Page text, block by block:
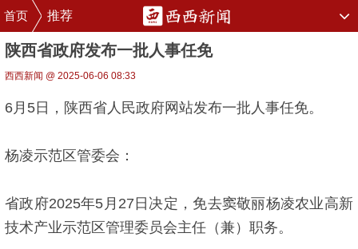
首页 推荐
陕西省政府发布一批人事任免
西西新闻 @ 2025-06-06 08:33
6月5日，陕西省人民政府网站发布一批人事任免。
杨凌示范区管委会：
省政府2025年5月27日决定，免去窦敬丽杨凌农业高新
技术产业示范区管理委员会主任（兼）职务。